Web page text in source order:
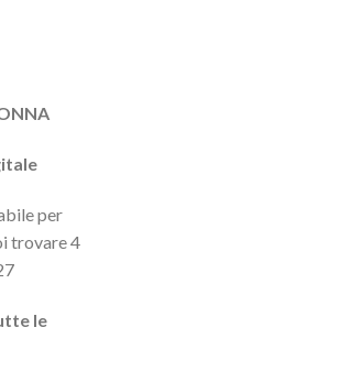
per
trovare 4
le